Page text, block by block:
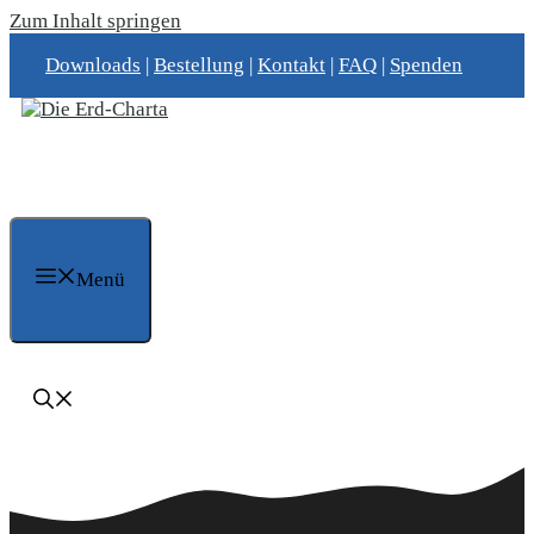
Zum Inhalt springen
Downloads | Bestellung | Kontakt | FAQ | Spenden
Menü